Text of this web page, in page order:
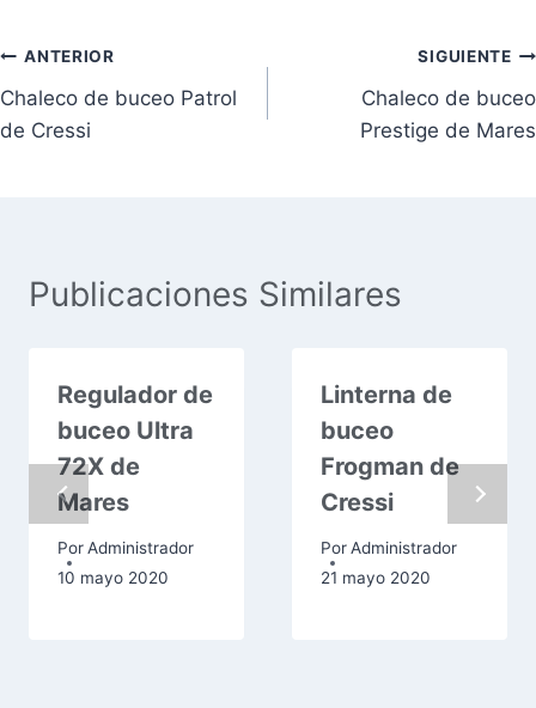
ANTERIOR
Chaleco de buceo Patrol
de Cressi
SIGUIENTE
Chaleco de buceo
Prestige de Mares
Publicaciones Similares
Regulador de
buceo Ultra
72X de
Mares
PorAdministrador
10 mayo 2020
Linterna de
buceo
Frogman de
Cressi
PorAdministrador
21 mayo 2020